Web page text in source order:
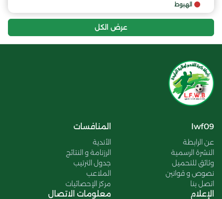
الهبوط
عرض الكل
lwf09
عن الرابطة
النشرة الرسمية
وثائق للتحميل
نصوص و قوانين
اتصل بنا
المنافسات
الأندية
الرزنامة و النتائج
جدول الترتيب
الملاعب
مركز الإحصائيات
الإعلام معلومات الاتصال